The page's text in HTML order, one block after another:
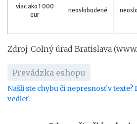
viac ako 1 000
eur
neoslobodené
Zdroj: Colný úrad Bratislava
Prevádzka eshopu
Našli ste chybu či nepresnosť v texte?
vedieť.